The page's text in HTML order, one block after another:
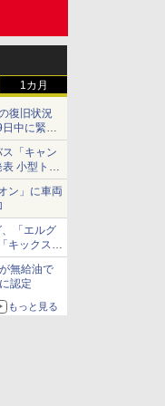
1カ月
復旧状況
中に緊急
「キャン
小型トラ
ス
ン」に車両
「エルグ
キックス」
無給油で
認定
もっと見る